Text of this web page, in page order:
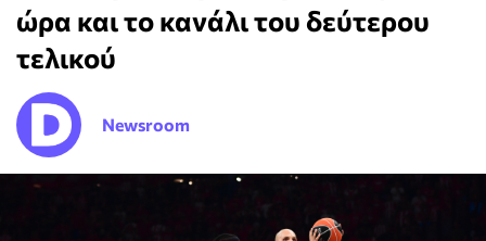
ώρα και το κανάλι του δεύτερου
τελικού
Newsroom